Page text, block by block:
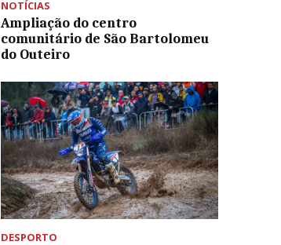
NOTÍCIAS
Ampliação do centro
comunitário de São Bartolomeu
do Outeiro
DESPORTO